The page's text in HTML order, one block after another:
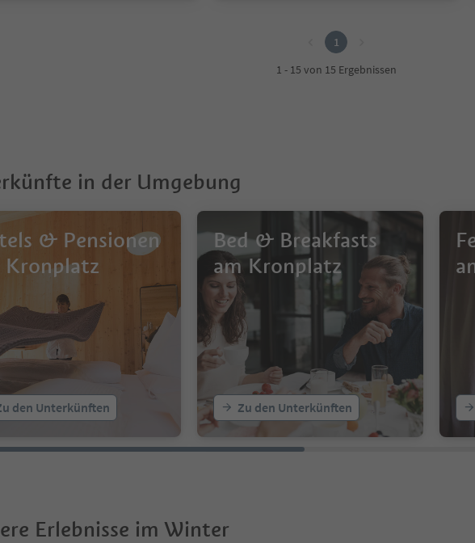
1
1 - 15 von 15 Ergebnissen
in der Umgebung
& Pensionen
Kronplatz
den Unterkünften
Bed & Breakfasts
am Kronplatz
Zu den Unterkünften
Erlebnisse im Winter